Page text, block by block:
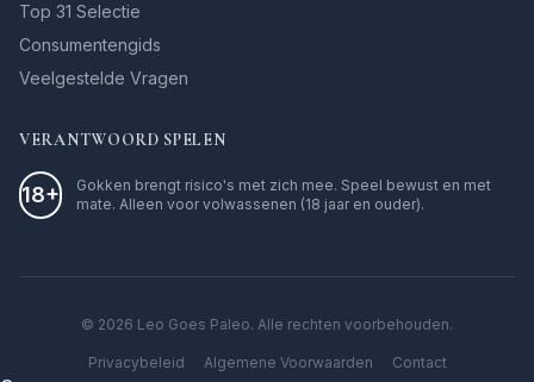
Top 31 Selectie
Consumentengids
Veelgestelde Vragen
VERANTWOORD SPELEN
18+
Gokken brengt risico's met zich mee. Speel bewust en met
mate. Alleen voor volwassenen (18 jaar en ouder).
© 2026 Leo Goes Paleo. Alle rechten voorbehouden.
Privacybeleid Algemene Voorwaarden Contact